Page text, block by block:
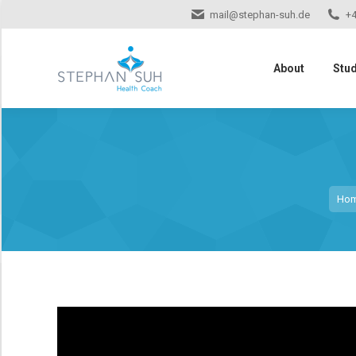
mail@stephan-suh.de
About
Sie